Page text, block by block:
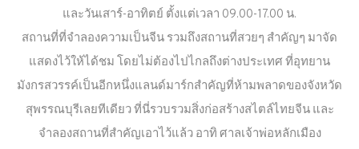
และวันเสาร์-อาทิตย์ ตั้งแต่เวลา 09.00-17.00 น.
สถานที่ที่จำลองความเป็นจีน รวมถึงสถานที่สวยๆ สำคัญๆ มาจัด
แสดงไว้ให้ได้ชม โดยไม่ต้องไปไกลถึงต่างประเทศ ที่อุทยาน
มังกรสวรรค์เป็นอีกหนึ่งแลนด์มาร์กสำคัญที่ห้ามพลาดของจังหวัด
สุพรรณบุรีเลยทีเดียว ที่นี่รวบรวมสิ่งก่อสร้างสไตล์ไทยจีน และ
จำลองสถานที่สำคัญเอาไว้แล้ว อาทิ ศาลเจ้าพ่อหลักเมือง